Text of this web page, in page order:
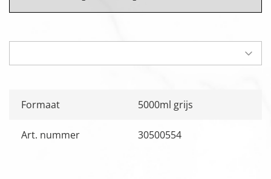
Formaat 5000ml grijs
Art. nummer 30500554